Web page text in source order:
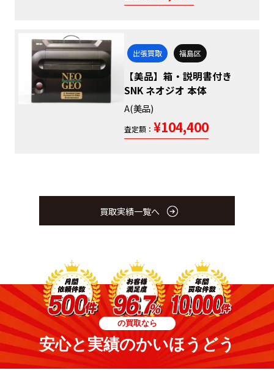
出張買取 福島区
【美品】箱・説明書付き
SNK ネオジオ 本体
A(美品)
査定額： ¥104,400
買取実績一覧へ
の買取なら
安心と実績のかいほうどう